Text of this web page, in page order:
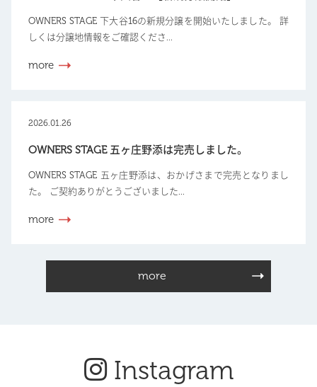
OWNERS STAGE 下大谷16の新規分譲を開始いたしました。 詳
しくは分譲地情報をご確認くださ...
more
2026.01.26
OWNERS STAGE 五ヶ庄野添は完売しました。
OWNERS STAGE 五ヶ庄野添は、おかげさまで完売となりまし
た。 ご契約ありがとうございました...
more
more
Instagram